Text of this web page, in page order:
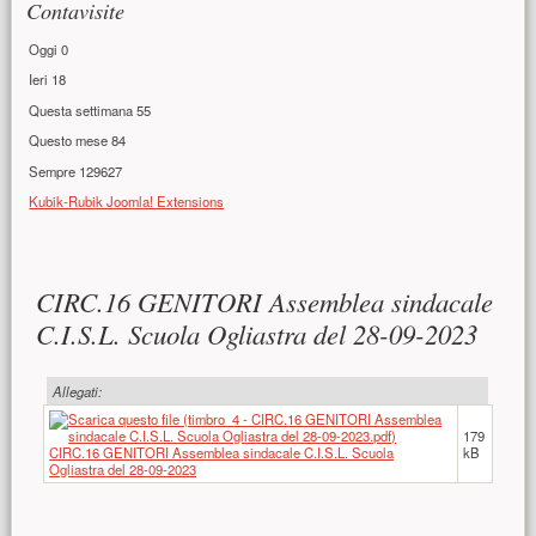
Contavisite
Oggi0
Ieri 18
Questa settimana55
Questo mese84
Sempre 129627
Kubik-Rubik Joomla! Extensions
CIRC.16 GENITORI Assemblea sindacale
C.I.S.L. Scuola Ogliastra del 28-09-2023
Allegati:
CIRC.16 GENITORI Assemblea sindacale C.I.S.L. Scuola
Ogliastra del 28-09-2023
179
kB